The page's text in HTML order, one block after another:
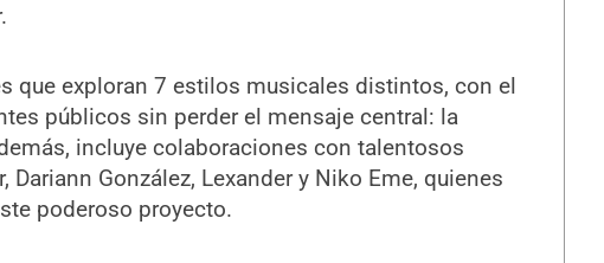
que exploran 7 estilos musicales distintos, con el
públicos sin perder el mensaje central: la
incluye colaboraciones con talentosos
Dariann González, Lexander y Niko Eme, quienes
poderoso proyecto.